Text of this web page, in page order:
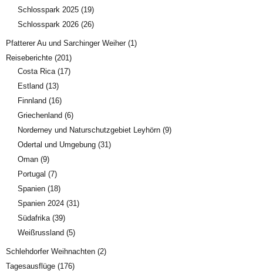
Schlosspark 2025 (19)
Schlosspark 2026 (26)
Pfatterer Au und Sarchinger Weiher(1)
Reiseberichte (201)
Costa Rica (17)
Estland (13)
Finnland (16)
Griechenland (6)
Norderney und Naturschutzgebiet Leyhörn (9)
Odertal und Umgebung (31)
Oman (9)
Portugal (7)
Spanien (18)
Spanien 2024 (31)
Südafrika (39)
Weißrussland (5)
Schlehdorfer Weihnachten (2)
Tagesausflüge (176)